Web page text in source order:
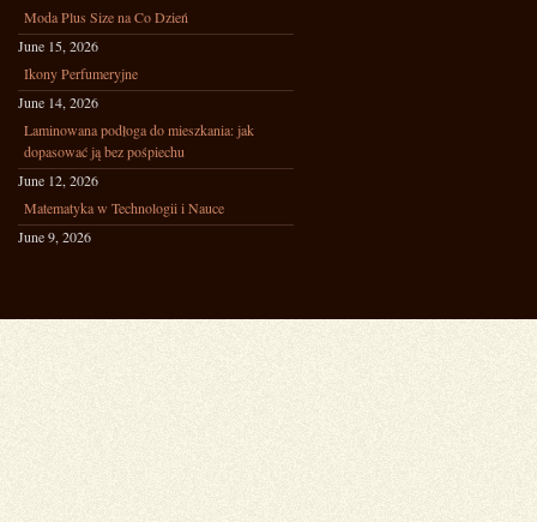
Moda Plus Size na Co Dzień
June 15, 2026
Ikony Perfumeryjne
June 14, 2026
Laminowana podłoga do mieszkania: jak
dopasować ją bez pośpiechu
June 12, 2026
Matematyka w Technologii i Nauce
June 9, 2026